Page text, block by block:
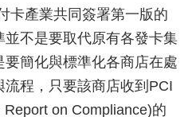
產業共同簽署第一版的
不是要取代原有各發卡集
要簡化與標準化各商店在處
程，只要該商店收到PCI
on Compliance)的